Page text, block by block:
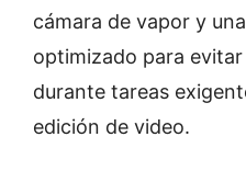
cámara de vapor y
optimizado para
durante tareas
edición de video.